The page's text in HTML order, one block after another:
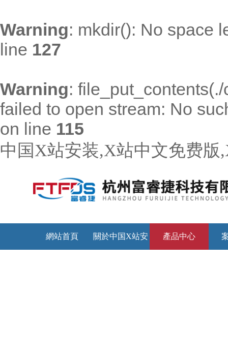
Warning: mkdir(): No space
line 127
Warning:
failed to open stream: No
on line 115
中国X站安装,X站中文免费
網站首頁 關於中国X站安 產品中心